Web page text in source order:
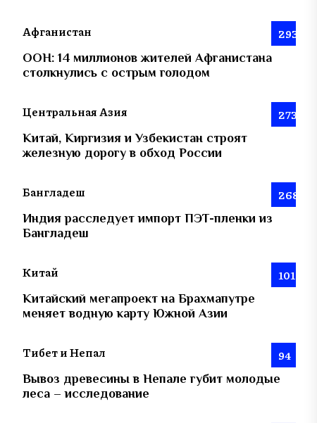
Афганистан 293
ООН: 14 миллионов жителей Афганистана
столкнулись с острым голодом
Центральная Азия 273
Китай, Киргизия и Узбекистан строят
железную дорогу в обход России
Бангладеш 268
Индия расследует импорт ПЭТ-пленки из
Бангладеш
Китай 101
Китайский мегапроект на Брахмапутре
меняет водную карту Южной Азии
Тибет и Непал 94
Вывоз древесины в Непале губит молодые
леса – исследование